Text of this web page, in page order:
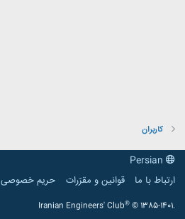
کاربران
ارتباط با ما
قوانین و مقرّرات حریم خصوصی
Iranian Engineers' Club® © 1385-1401.